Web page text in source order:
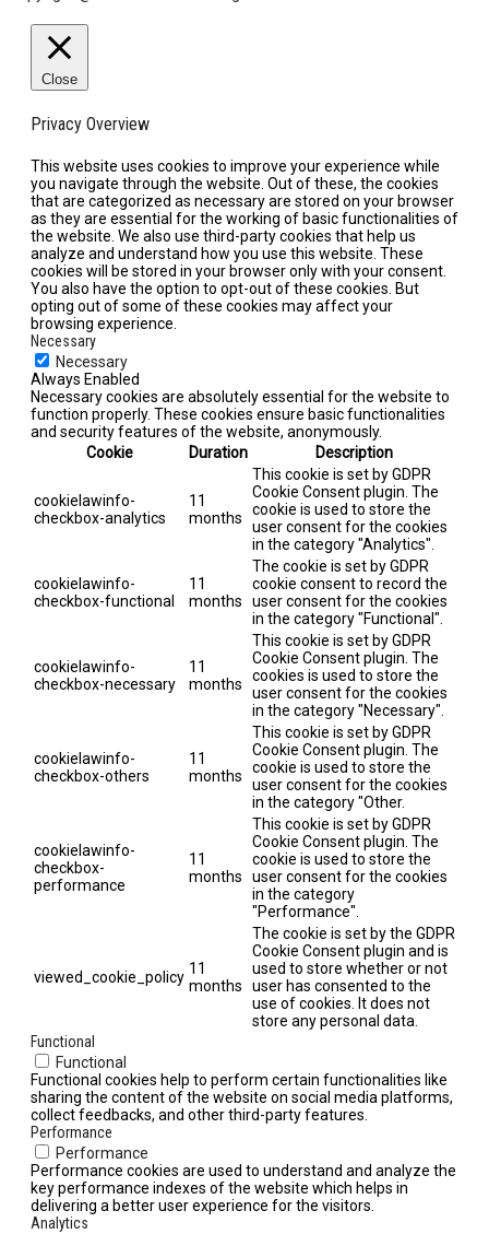
Close
Privacy Overview
This website uses cookies to improve your experience while
you navigate through the website. Out of these, the cookies
that are categorized as necessary are stored on your browser
as they are essential for the working of basic functionalities of
the website. We also use third-party cookies that help us
analyze and understand how you use this website. These
cookies will be stored in your browser only with your consent.
You also have the option to opt-out of these cookies. But
opting out of some of these cookies may affect your
browsing experience.
Necessary
Necessary
Always Enabled
Necessary cookies are absolutely essential for the website to
function properly. These cookies ensure basic functionalities
and security features of the website, anonymously.
Cookie
Duration Description
cookielawinfo-
checkbox-analytics
11
months
This cookie is set by GDPR
Cookie Consent plugin. The
cookie is used to store the
user consent for the cookies
in the category "Analytics".
cookielawinfo-
checkbox-functional
11
months
The cookie is set by GDPR
cookie consent to record the
user consent for the cookies
in the category "Functional".
cookielawinfo-
checkbox-necessary
11
months
This cookie is set by GDPR
Cookie Consent plugin. The
cookies is used to store the
user consent for the cookies
in the category "Necessary".
cookielawinfo-
checkbox-others
11
months
This cookie is set by GDPR
Cookie Consent plugin. The
cookie is used to store the
user consent for the cookies
in the category "Other.
cookielawinfo-
checkbox-
performance
11
months
This cookie is set by GDPR
Cookie Consent plugin. The
cookie is used to store the
user consent for the cookies
in the category
"Performance".
viewed_cookie_policy 11
months
The cookie is set by the GDPR
Cookie Consent plugin and is
used to store whether or not
user has consented to the
use of cookies. It does not
store any personal data.
Functional
Functional
Functional cookies help to perform certain functionalities like
sharing the content of the website on social media platforms,
collect feedbacks, and other third-party features.
Performance
Performance
Performance cookies are used to understand and analyze the
key performance indexes of the website which helps in
delivering a better user experience for the visitors.
Analytics